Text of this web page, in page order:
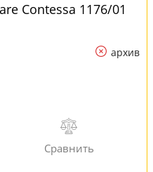
Contessa 1176/01
архив